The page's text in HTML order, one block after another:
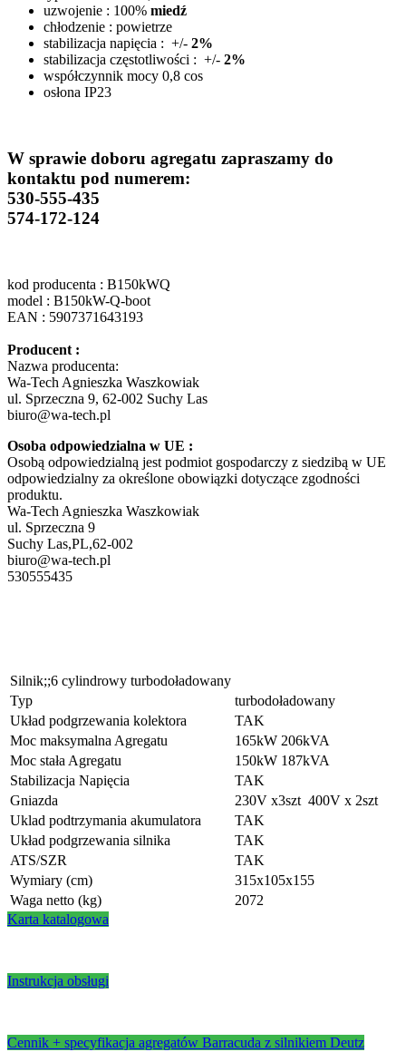
uzwojenie : 100% miedź
chłodzenie : powietrze
stabilizacja napięcia : +/- 2%
stabilizacja częstotliwości : +/- 2%
współczynnik mocy 0,8 cos
osłona IP23
W sprawie doboru agregatu zapraszamy do
kontaktu pod numerem:
530-555-435
574-172-124
kod producenta : B150kWQ
model : B150kW-Q-boot
EAN : 5907371643193
Producent :
Nazwa producenta:
Wa-Tech Agnieszka Waszkowiak
ul. Sprzeczna 9, 62-002 Suchy Las
biuro@wa-tech.pl
Osoba odpowiedzialna w UE :
Osobą odpowiedzialną jest podmiot gospodarczy z siedzibą w UE
odpowiedzialny za określone obowiązki dotyczące zgodności
produktu.
Wa-Tech Agnieszka Waszkowiak
ul. Sprzeczna 9
Suchy Las,PL,62-002
biuro@wa-tech.pl
530555435
Silnik;;6 cylindrowy turbodoładowany
Typ
turbodoładowany
Układ podgrzewania kolektora
TAK
Moc maksymalna Agregatu
165kW 206kVA
Moc stała Agregatu
150kW 187kVA
Stabilizacja Napięcia
TAK
Gniazda
230V x3szt 400V x 2szt
Uklad podtrzymania akumulatora
TAK
Układ podgrzewania silnika
TAK
ATS/SZR
TAK
Wymiary (cm)
315x105x155
Waga netto (kg)
2072
Karta katalogowa
Instrukcja obsługi
Cennik + specyfikacja agregatów Barracuda z silnikiem Deutz